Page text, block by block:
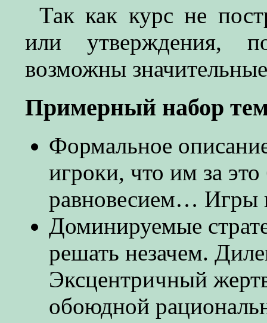
Так как курс не
или утверждения,
возможны
Примерный набор
Формальное
игроки, что им за это
равновесием… Игры
Доминируемые
решать незачем.
Эксцентричный
обоюдной